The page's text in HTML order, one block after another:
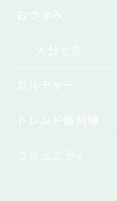
おつまみ
カルチャー
トレンド最前線
コミュニティ